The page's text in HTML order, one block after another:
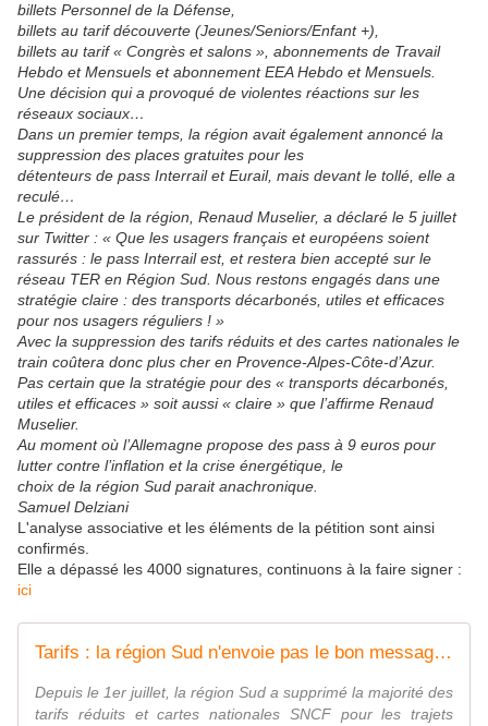
billets Personnel de la Défense,
billets au tarif découverte (Jeunes/Seniors/Enfant +),
billets au tarif « Congrès et salons », abonnements de Travail
Hebdo et Mensuels et abonnement EEA Hebdo et Mensuels.
Une décision qui a provoqué de violentes réactions sur les
réseaux sociaux…
Dans un premier temps, la région avait également annoncé la
suppression des places gratuites pour les
détenteurs de pass Interrail et Eurail, mais devant le tollé, elle a
reculé…
Le président de la région, Renaud Muselier, a déclaré le 5 juillet
sur Twitter : « Que les usagers français et européens soient
rassurés : le pass Interrail est, et restera bien accepté sur le
réseau TER en Région Sud. Nous restons engagés dans une
stratégie claire : des transports décarbonés, utiles et efficaces
pour nos usagers réguliers ! »
Avec la suppression des tarifs réduits et des cartes nationales le
train coûtera donc plus cher en Provence-Alpes-Côte-d’Azur.
Pas certain que la stratégie pour des « transports décarbonés,
utiles et efficaces » soit aussi « claire » que l’affirme Renaud
Muselier.
Au moment où l’Allemagne propose des pass à 9 euros pour
lutter contre l’inflation et la crise énergétique, le
choix de la région Sud parait anachronique.
Samuel Delziani
L'analyse associative et les éléments de la pétition sont ainsi
confirmés.
Elle a dépassé les 4000 signatures, continuons à la faire signer :
ici
Tarifs : la région Sud n'envoie pas le bon message - Ville, Rail et Transports
Depuis le 1er juillet, la région Sud a supprimé la majorité des
tarifs réduits et cartes nationales SNCF pour les trajets